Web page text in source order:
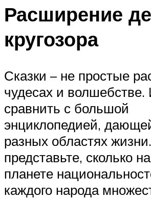
Расширение
кругозора
Сказки – не простые
чудесах и
сравнить с большой
энциклопедией,
разных областях
представьте, сколько
планете
каждого народа